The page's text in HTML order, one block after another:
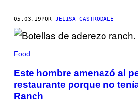
05.03.19 POR JELISA CASTRODALE
Food
Este hombre amenazó al
restaurante porque no
Ranch